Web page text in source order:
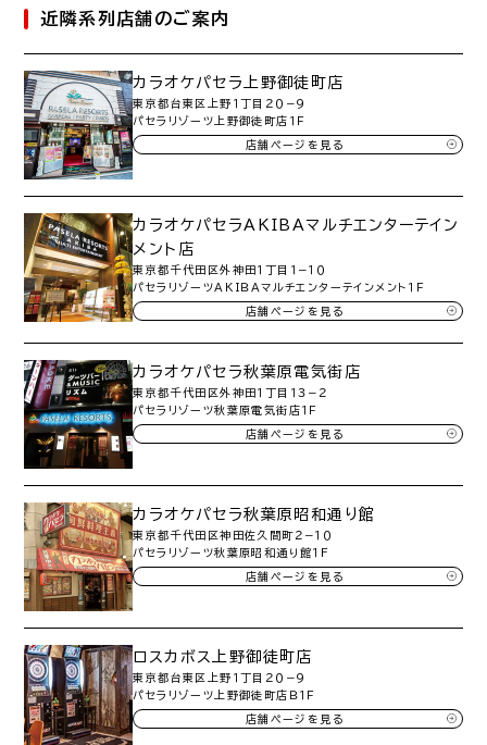
近隣系列店舗のご案内
カラオケパセラ上野御徒町店
東京都台東区上野１丁目２０−９
パセラリゾーツ上野御徒町店１Ｆ
店舗ページを見る
カラオケパセラAKIBAマルチエンターテイン
メント店
東京都千代田区外神田１丁目１−１０
パセラリゾーツＡＫＩＢＡマルチエンターテインメント１Ｆ
店舗ページを見る
カラオケパセラ秋葉原電気街店
東京都千代田区外神田１丁目１３−２
パセラリゾーツ秋葉原電気街店１Ｆ
店舗ページを見る
カラオケパセラ秋葉原昭和通り館
東京都千代田区神田佐久間町２−１０
パセラリゾーツ秋葉原昭和通り館１F
店舗ページを見る
ロスカボス上野御徒町店
東京都台東区上野１丁目２０−９
パセラリゾーツ上野御徒町店Ｂ１Ｆ
店舗ページを見る